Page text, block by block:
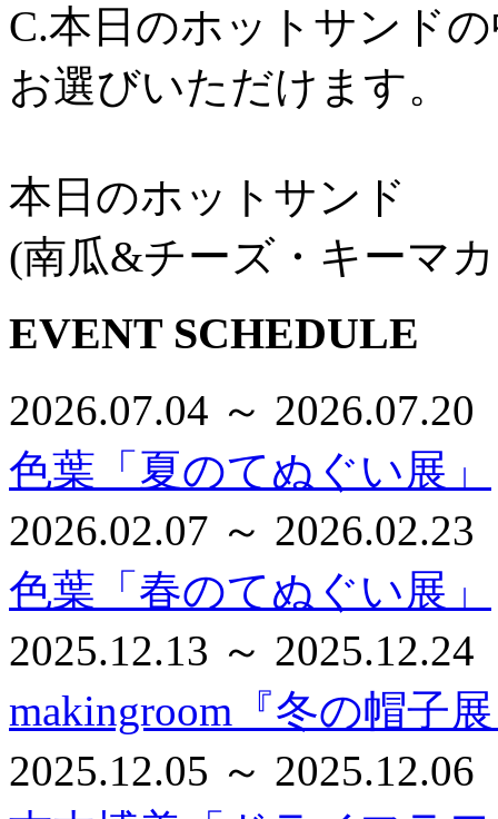
C.本日のホットサンド
お選びいただけます。
本日のホットサンド
(南瓜&チーズ・キーマ
EVENT SCHEDULE
2026.07.04 ～ 2026.07.20
色葉「夏のてぬぐい展」
2026.02.07 ～ 2026.02.23
色葉「春のてぬぐい展」
2025.12.13 ～ 2025.12.24
makingroom『冬の帽子
2025.12.05 ～ 2025.12.06